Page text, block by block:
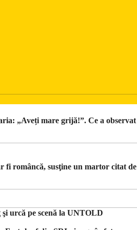
„Aveți mare grijă!”. Ce a observat
fi româncă, susţine un martor citat de
urcă pe scenă la UNTOLD